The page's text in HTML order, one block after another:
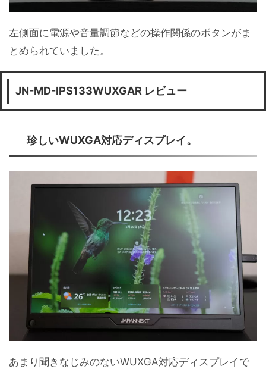
左側面に電源や音量調節などの操作関係のボタンがま
とめられていました。
JN-MD-IPS133WUXGAR レビュー
珍しいWUXGA対応ディスプレイ。
あまり聞きなじみのないWUXGA対応ディスプレイで